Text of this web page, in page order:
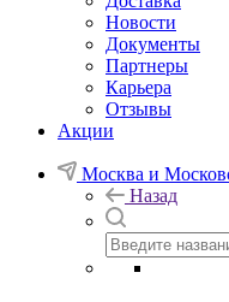
Новости
Документы
Партнеры
Карьера
Отзывы
Акции
Москва и
Назад